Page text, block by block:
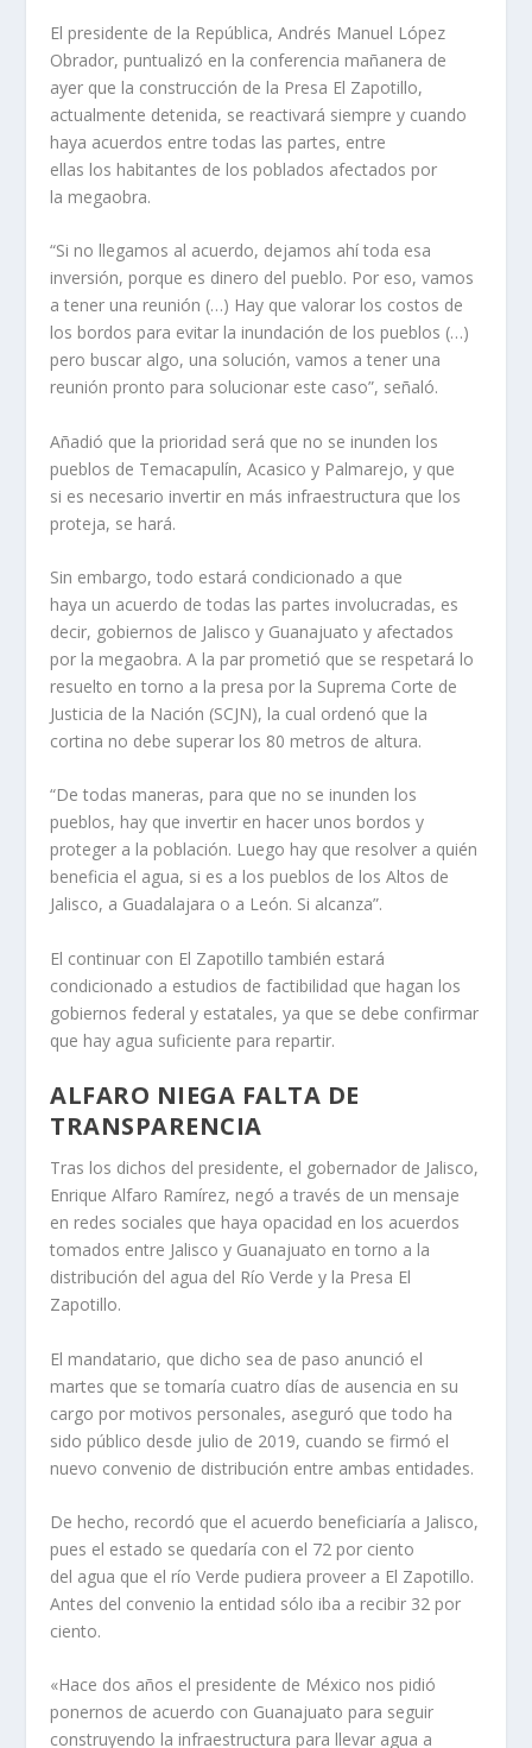
El presidente de la República, Andrés Manuel López
Obrador, puntualizó en la conferencia mañanera de
ayer que la construcción de la Presa El Zapotillo,
actualmente detenida, se reactivará siempre y cuando
haya acuerdos entre todas las partes, entre
ellas los habitantes de los poblados afectados por
la megaobra.
“Si no llegamos al acuerdo, dejamos ahí toda esa
inversión, porque es dinero del pueblo. Por eso, vamos
a tener una reunión (…) Hay que valorar los costos de
los bordos para evitar la inundación de los pueblos (…)
pero buscar algo, una solución, vamos a tener una
reunión pronto para solucionar este caso”, señaló.
Añadió que la prioridad será que no se inunden los
pueblos de Temacapulín, Acasico y Palmarejo, y que
si es necesario invertir en más infraestructura que los
proteja, se hará.
Sin embargo, todo estará condicionado a que
haya un acuerdo de todas las partes involucradas, es
decir, gobiernos de Jalisco y Guanajuato y afectados
por la megaobra. A la par prometió que se respetará lo
resuelto en torno a la presa por la Suprema Corte de
Justicia de la Nación (SCJN), la cual ordenó que la
cortina no debe superar los 80 metros de altura.
“De todas maneras, para que no se inunden los
pueblos, hay que invertir en hacer unos bordos y
proteger a la población. Luego hay que resolver a quién
beneficia el agua, si es a los pueblos de los Altos de
Jalisco, a Guadalajara o a León. Si alcanza”.
El continuar con El Zapotillo también estará
condicionado a estudios de factibilidad que hagan los
gobiernos federal y estatales, ya que se debe confirmar
que hay agua suficiente para repartir.
ALFARO NIEGA FALTA DE
TRANSPARENCIA
Tras los dichos del presidente, el gobernador de Jalisco,
Enrique Alfaro Ramírez, negó a través de un mensaje
en redes sociales que haya opacidad en los acuerdos
tomados entre Jalisco y Guanajuato en torno a la
distribución del agua del Río Verde y la Presa El
Zapotillo.
El mandatario, que dicho sea de paso anunció el
martes que se tomaría cuatro días de ausencia en su
cargo por motivos personales, aseguró que todo ha
sido público desde julio de 2019, cuando se firmó el
nuevo convenio de distribución entre ambas entidades.
De hecho, recordó que el acuerdo beneficiaría a Jalisco,
pues el estado se quedaría con el 72 por ciento
del agua que el río Verde pudiera proveer a El Zapotillo.
Antes del convenio la entidad sólo iba a recibir 32 por
ciento.
«Hace dos años el presidente de México nos pidió
ponernos de acuerdo con Guanajuato para seguir
construyendo la infraestructura para llevar agua a